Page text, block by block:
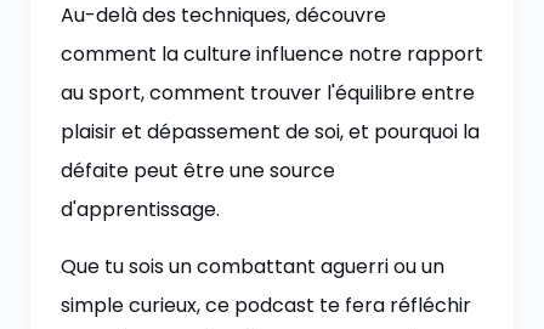
Au-delà des techniques, découvre
comment la culture influence notre rapport
au sport, comment trouver l'équilibre entre
plaisir et dépassement de soi, et pourquoi la
défaite peut être une source
d'apprentissage.
Que tu sois un combattant aguerri ou un
simple curieux, ce podcast te fera réfléchir